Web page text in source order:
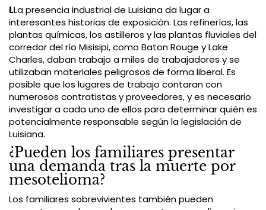
LLa presencia industrial de Luisiana da lugar a
interesantes historias de exposición. Las refinerías, las
plantas químicas, los astilleros y las plantas fluviales del
corredor del río Misisipi, como Baton Rouge y Lake
Charles, daban trabajo a miles de trabajadores y se
utilizaban materiales peligrosos de forma liberal. Es
posible que los lugares de trabajo contaran con
numerosos contratistas y proveedores, y es necesario
investigar a cada uno de ellos para determinar quién es
potencialmente responsable según la legislación de
Luisiana.
¿Pueden los familiares presentar
una demanda tras la muerte por
mesotelioma?
Los familiares sobrevivientes también pueden